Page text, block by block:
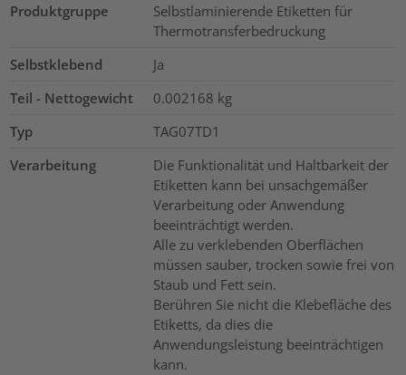
Produktgruppe
Selbstlaminierende Etiketten für
Thermotransferbedruckung
Selbstklebend
Ja
Teil - Nettogewicht
0.002168 kg
Typ
TAG07TD1
Verarbeitung
Die Funktionalität und Haltbarkeit der
Etiketten kann bei unsachgemäßer
Verarbeitung oder Anwendung
beeinträchtigt werden.
Alle zu verklebenden Oberflächen
müssen sauber, trocken sowie frei von
Staub und Fett sein.
Berühren Sie nicht die Klebefläche des
Etiketts, da dies die
Anwendungsleistung beeinträchtigen
kann.